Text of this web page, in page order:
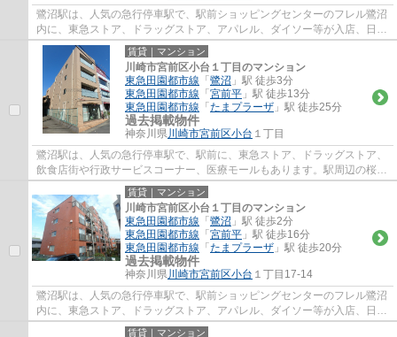
鷺沼駅は、人気の急行停車駅で、駅前ショッピングセンターのフレル鷺沼
内に、東急ストア、ドラッグストア、アパレル、ダイソー等が入店、日常
のお買い物に便利で、周辺には、飲食店街...
賃貸｜マンション
川崎市宮前区小台１丁目のマンション
東急田園都市線 「 鷺沼 」駅 徒歩3分
東急田園都市線 「 宮前平 」駅 徒歩13分
東急田園都市線 「 たまプラーザ 」駅 徒歩25分
過去掲載物件
神奈川県川崎市宮前区小台 １丁目
鷺沼駅は、人気の急行停車駅で、駅前に、東急ストア、ドラッグストア、
飲食店街や行政サービスコーナー、医療モールもあります。駅周辺の桜並
木が春には見事に色付いてきれいです。人...
賃貸｜マンション
川崎市宮前区小台１丁目のマンション
東急田園都市線 「 鷺沼 」駅 徒歩2分
東急田園都市線 「 宮前平 」駅 徒歩16分
東急田園都市線 「 たまプラーザ 」駅 徒歩20分
過去掲載物件
神奈川県川崎市宮前区小台 １丁目17-14
鷺沼駅は、人気の急行停車駅で、駅前ショッピングセンターのフレル鷺沼
内に、東急ストア、ドラッグストア、アパレル、ダイソー等が入店、日常
のお買い物に便利で、周辺には、飲食店街...
賃貸｜マンション